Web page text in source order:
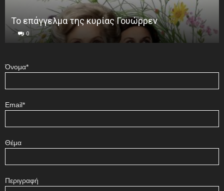
Το επάγγελμα της κυρίας Γουώρρεν
0
Όνομα*
Email*
Θέμα
Περιγραφή